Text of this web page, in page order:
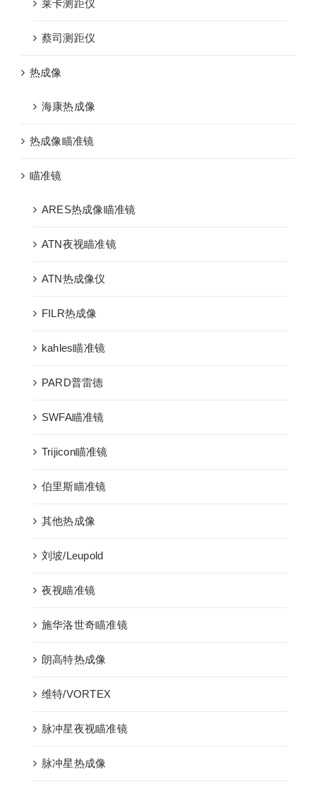
莱卡测距仪
蔡司测距仪
热成像
海康热成像
热成像瞄准镜
瞄准镜
ARES热成像瞄准镜
ATN夜视瞄准镜
ATN热成像仪
FILR热成像
kahles瞄准镜
PARD普雷德
SWFA瞄准镜
Trijicon瞄准镜
伯里斯瞄准镜
其他热成像
刘坡/Leupold
夜视瞄准镜
施华洛世奇瞄准镜
朗高特热成像
维特/VORTEX
脉冲星夜视瞄准镜
脉冲星热成像